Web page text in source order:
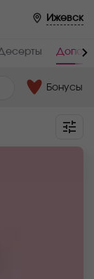
Ижевск
Бонусы